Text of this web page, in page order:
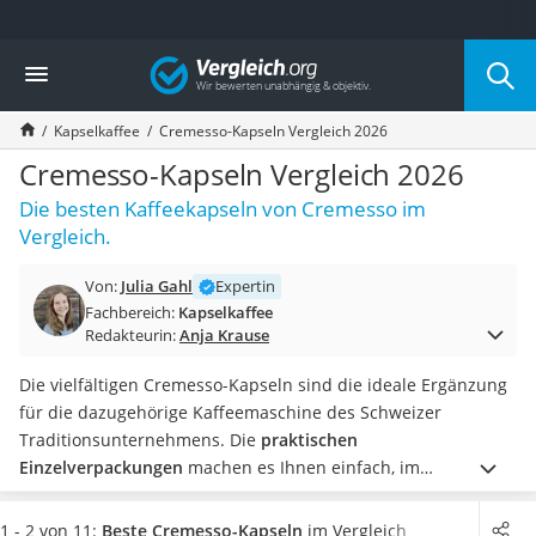
Die beliebtesten Vergleiche nach Kategorie
Lebensmittel
Schwarzkümmelöl
Knäckebrot
Schwarzkümmelöl-Kapseln
Manukahonig
Eiklar
Astronautenkost
Schwarzkümmelöl bio
Sardinen
Gemüsebrühe
Eiskaffee-Pulver
Irischer Whiskey
Grapefruitkernextrakt
Matcha-Set
Sojasauce
Vergleich
Kapselkaffee Cremesso-Kapseln Vergleich 2026
Cremesso-Kapseln Vergleich 2026
Die besten Kaffeekapseln von Cremesso im
Vergleich.
Von: Julia Gahl
Expertin
Fachbereich: Kapselkaffee
Redakteurin:Anja Krause
Die vielfältigen Cremesso-Kapseln sind die ideale Ergänzung
für die dazugehörige Kaffeemaschine des Schweizer
Traditionsunternehmens. Die praktischen
Einzelverpackungen machen es Ihnen einfach, im
Handumdrehenhochwertigen und aromatischen Kaffee
ganz nach Ihrem Geschmack zu brühen. Die schmackhaften
1 - 2 von 11: Beste Cremesso-Kapseln im Vergleich